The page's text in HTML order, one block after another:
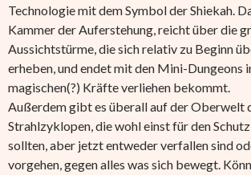
Technologie mit dem Symbol der Shiekah.
Kammer der Auferstehung, reicht über die
Aussichtstürme, die sich relativ zu Beginn
erheben, und endet mit den Mini-Dungeons
magischen(?) Kräfte verliehen bekommt.
Außerdem gibt es überall auf der Oberwelt
Strahlzyklopen, die wohl einst für den
sollten, aber jetzt entweder verfallen sind
vorgehen, gegen alles was sich bewegt.